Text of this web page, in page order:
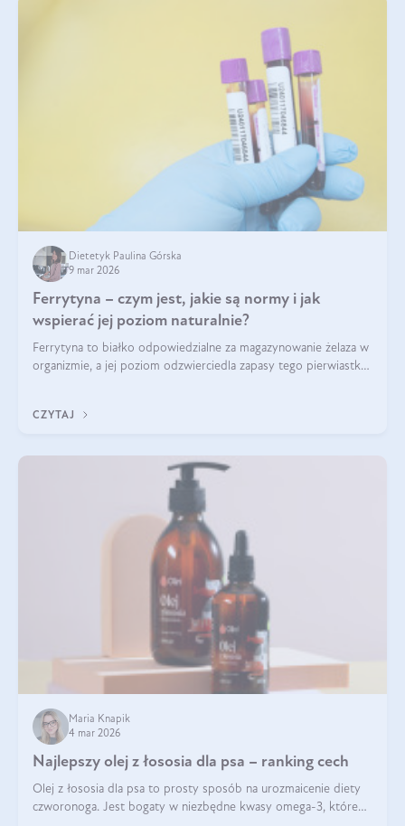
Dietetyk Paulina Górska
9 mar 2026
Ferrytyna – czym jest, jakie są normy i jak
wspierać jej poziom naturalnie?
Ferrytyna to białko odpowiedzialne za magazynowanie żelaza w
organizmie, a jej poziom odzwierciedla zapasy tego pierwiastka.
funkcjonowanie (
CZYTAJ
Maria Knapik
4 mar 2026
Najlepszy olej z łososia dla psa – ranking cech
Olej z łososia dla psa to prosty sposób na urozmaicenie diety
czworonoga. Jest bogaty w niezbędne kwasy omega-3, które